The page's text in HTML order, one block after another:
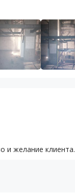
и желание клиента.